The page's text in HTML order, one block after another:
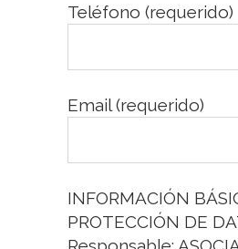
Teléfono (requerido)
Email (requerido)
INFORMACIÓN
PROTECCIÓN DE